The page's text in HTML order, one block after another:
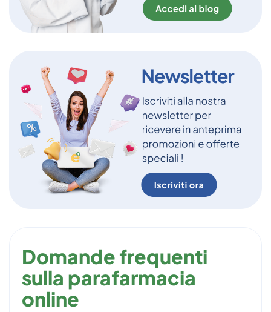
Domande frequenti
sulla parafarmacia
online